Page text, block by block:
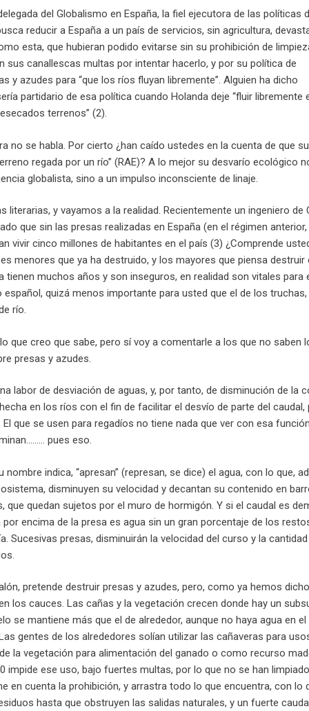
del Globalismo en España, la fiel ejecutora de las políticas
reducir a España a un país de servicios, sin agricultura,
esta, que hubieran podido evitarse sin su prohibición de
sus canallescas multas por intentar hacerlo, y por su política de
y azudes para “que los ríos fluyan libremente”. Alguien ha dicho
partidario de esa política cuando Holanda deje “fluir libremente
terrenos” (2).
no se habla. Por cierto ¿han caído ustedes en la cuenta de que
regada por un río” (RAE)? A lo mejor su desvarío ecológico
globalista, sino a un impulso inconsciente de linaje.
literarias, y vayamos a la realidad. Recientemente un ingeniero de
que sin las presas realizadas en España (en el régimen
vivir cinco millones de habitantes en el país (3) ¿Comprende
menores que ya ha destruido, y los mayores que piensa destruir
tienen muchos años y son inseguros, en realidad son vitales para
quizá menos importante para usted que el de los
río.
que creo que sabe, pero sí voy a comentarle a los que no saben
presas y azudes.
labor de desviación de aguas, y, por tanto, de disminución de la
en los ríos con el fin de facilitar el desvío de parte del caudal,
que se usen para regadíos no tiene nada que ver con esa
pues eso.
indica, “apresan” (represan, se dice) el agua, con lo que,
disminuyen su velocidad y decantan su contenido en
que quedan sujetos por el muro de hormigón. Y si el caudal es
por encima de la presa es agua sin un gran porcentaje de los
Sucesivas presas, disminuirán la velocidad del curso y la
pretende destruir presas y azudes, pero, como ya hemos
los cauces. Las cañas y la vegetación crecen donde hay un
se mantiene más que el de alrededor, aunque no haya agua en
gentes de los alrededores solían utilizar las cañaveras para
la vegetación para alimentación del ganado o como recurso
impide ese uso, bajo fuertes multas, por lo que no se han
en cuenta la prohibición, y arrastra todo lo que encuentra, con lo
hasta que obstruyen las salidas naturales, y un fuerte